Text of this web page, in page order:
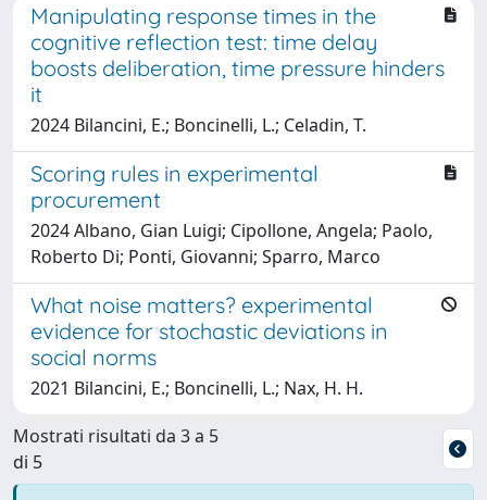
Manipulating response times in the
cognitive reflection test: time delay
boosts deliberation, time pressure hinders
it
2024 Bilancini, E.; Boncinelli, L.; Celadin, T.
Scoring rules in experimental
procurement
2024 Albano, Gian Luigi; Cipollone, Angela; Paolo,
Roberto Di; Ponti, Giovanni; Sparro, Marco
What noise matters? experimental
evidence for stochastic deviations in
social norms
2021 Bilancini, E.; Boncinelli, L.; Nax, H. H.
Mostrati risultati da 3 a 5
di 5